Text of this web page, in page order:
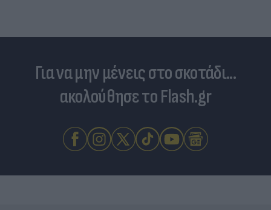
Για να μην μένεις στο σκοτάδι...
ακολούθησε το Flash.gr